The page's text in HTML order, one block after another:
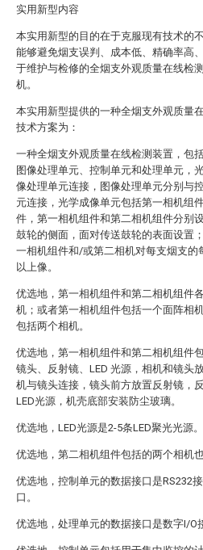
实用新型内容
本实用新型的目的在于克服现有技术的
能够避免烟支误判、成本低、精确率高
于维护与检修的全烟支外观质量在线检
机。
本实用新型提供的一种全烟支外观质量
技术方案为：
一种全烟支外观质量在线检测装置，包
图像处理单元、控制单元和处理单元，
像处理单元连接，图像处理单元分别与
元连接，光学成像单元包括第一相机组
件，第一相机组件和第二相机组件分别
鼓轮的侧面，面对传送鼓轮的表面设置
一相机组件和/或第二相机对每支烟支的
以上像。
优选地，第一相机组件和第二相机组件
机；或者第一相机组件包括一个面阵相
包括两个相机。
优选地，第一相机组件和第二相机组件
镜头、反射镜、LED 光源，相机和镜头
机与镜头连接，镜头前方放置反射镜，
LED光源，机壳底部安装防尘玻璃。
优选地，LED光源是2-5条LED聚光光源。
优选地，第二相机组件包括的两个相机
优选地，控制单元的数据接口是RS232
口。
优选地，处理单元的数据接口是数字I/O